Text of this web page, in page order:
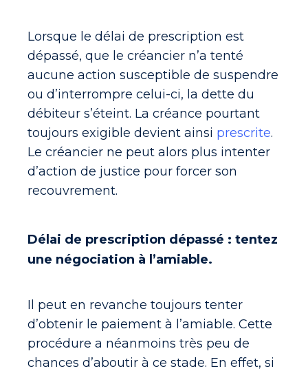
Lorsque le délai de prescription est
dépassé, que le créancier n’a tenté
aucune action susceptible de suspendre
ou d’interrompre celui-ci, la dette du
débiteur s’éteint. La créance pourtant
toujours exigible devient ainsi prescrite.
Le créancier ne peut alors plus intenter
d’action de justice pour forcer son
recouvrement.
Délai de prescription dépassé : tentez
une négociation à l’amiable.
Il peut en revanche toujours tenter
d’obtenir le paiement à l’amiable. Cette
procédure a néanmoins très peu de
chances d’aboutir à ce stade. En effet, si